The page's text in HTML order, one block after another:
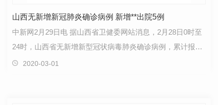
山西无新增新冠肺炎确诊病例 新增**出院5例
中新网2月29日电 据山西省卫健委网站消息，2月28日0时至
24时，山西省无新增新型冠状病毒肺炎确诊病例，累计报告
确诊病例133例。新增**出院5例，累计**出院112例。…
2020-03-01